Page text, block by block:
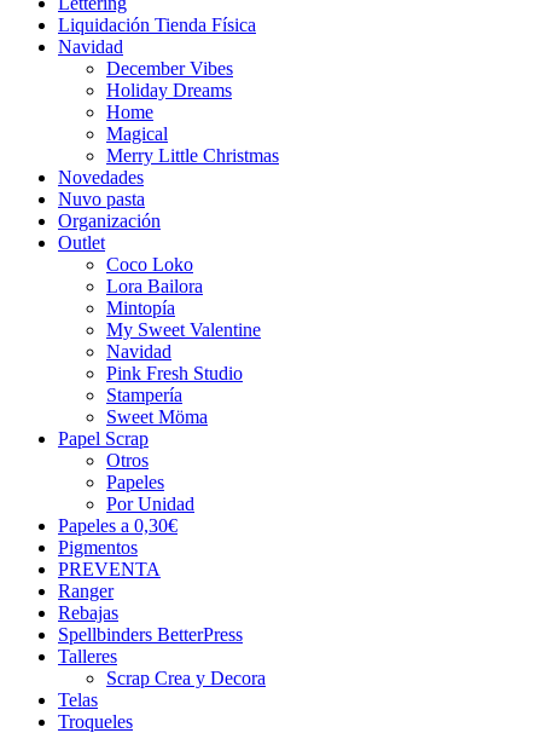
Liquidación Tienda Física
Navidad
December Vibes
Holiday Dreams
Home
Magical
Merry Little Christmas
Novedades
Nuvo pasta
Organización
Outlet
Coco Loko
Lora Bailora
Mintopía
My Sweet Valentine
Navidad
Pink Fresh Studio
Stampería
Sweet Möma
Papel Scrap
Otros
Papeles
Por Unidad
Papeles a 0,30€
Pigmentos
PREVENTA
Ranger
Rebajas
Spellbinders BetterPress
Talleres
Scrap Crea y Decora
Telas
Troqueles